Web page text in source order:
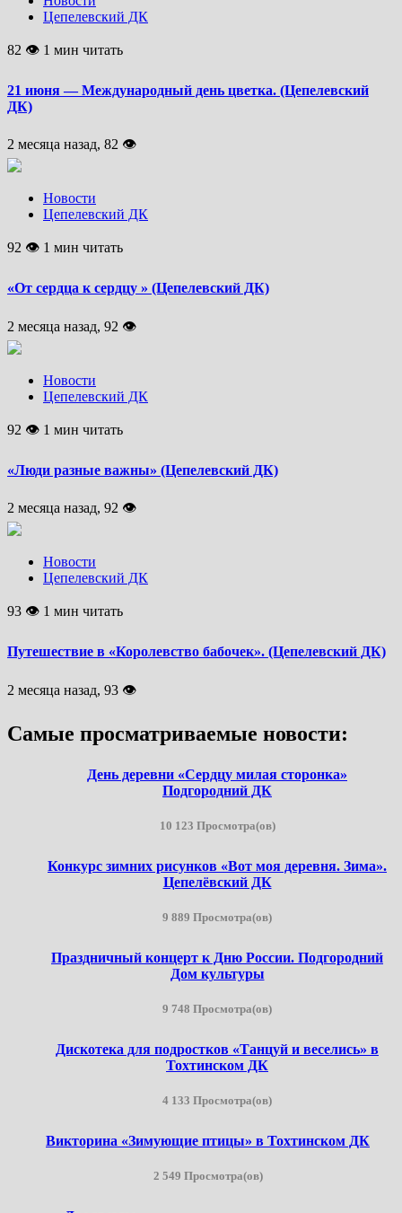
Цепелевский ДК
82 👁 1 мин читать
21 июня — Международный день цветка. (Цепелевский
ДК)
2 месяца назад, 82 👁
Новости
Цепелевский ДК
92 👁 1 мин читать
«От сердца к сердцу » (Цепелевский ДК)
2 месяца назад, 92 👁
Новости
Цепелевский ДК
92 👁 1 мин читать
«Люди разные важны» (Цепелевский ДК)
2 месяца назад, 92 👁
Новости
Цепелевский ДК
93 👁 1 мин читать
Путешествие в «Королевство бабочек». (Цепелевский ДК)
2 месяца назад, 93 👁
Самые просматриваемые новости:
День деревни «Сердцу милая сторонка»
Подгородний ДК
10 123 Просмотра(ов)
Конкурс зимних рисунков «Вот моя деревня. Зима».
Цепелёвский ДК
9 889 Просмотра(ов)
Праздничный концерт к Дню России. Подгородний
Дом культуры
9 748 Просмотра(ов)
Дискотека для подростков «Танцуй и веселись» в
Тохтинском ДК
4 133 Просмотра(ов)
Викторина «Зимующие птицы» в Тохтинском ДК
2 549 Просмотра(ов)